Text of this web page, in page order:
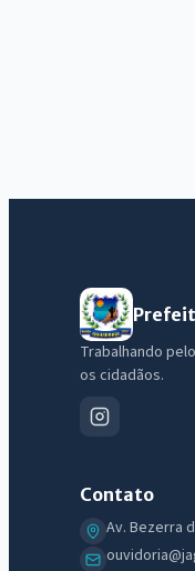
Trabalhando
os cidadãos.
Contato
Av. Bezerra